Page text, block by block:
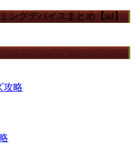
ングデバイスまとめ【ad】
攻略